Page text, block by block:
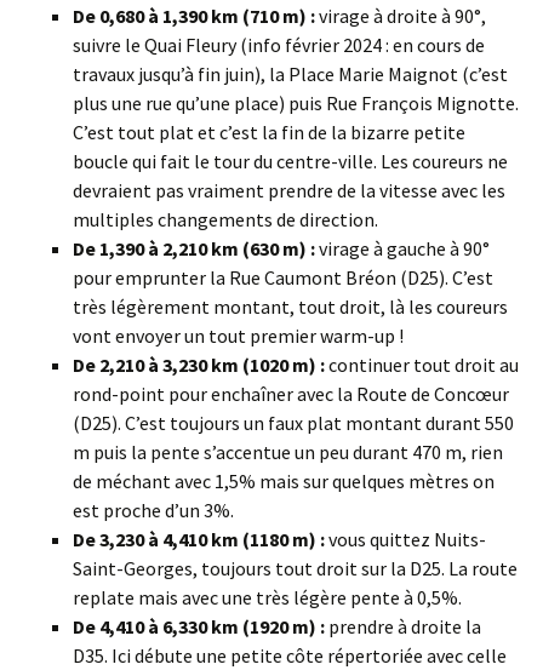
De 0,680 à 1,390 km (710 m) :virage à droite à 90°,
suivre le Quai Fleury (info février 2024 : en cours de
travaux jusqu’à fin juin), la Place Marie Maignot (c’est
plus une rue qu’une place) puis Rue François Mignotte.
C’est tout plat et c’est la fin de la bizarre petite
boucle qui fait le tour du centre-ville. Les coureurs ne
devraient pas vraiment prendre de la vitesse avec les
multiples changements de direction.
De 1,390 à 2,210 km (630 m) :virage à gauche à 90°
pour emprunter la Rue Caumont Bréon (D25). C’est
très légèrement montant, tout droit, là les coureurs
vont envoyer un tout premier warm-up !
De 2,210 à 3,230 km (1020 m) :continuer tout droit au
rond-point pour enchaîner avec la Route de Concœur
(D25). C’est toujours un faux plat montant durant 550
m puis la pente s’accentue un peu durant 470 m, rien
de méchant avec 1,5% mais sur quelques mètres on
est proche d’un 3%.
De 3,230 à 4,410 km (1180 m) :vous quittez Nuits-
Saint-Georges, toujours tout droit sur la D25. La route
replate mais avec une très légère pente à 0,5%.
De 4,410 à 6,330 km (1920 m) : prendre à droite la
D35. Ici débute une petite côte répertoriée avec celle